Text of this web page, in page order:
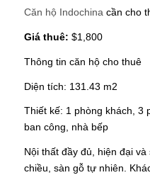
Căn hộ Indochina cần cho
Giá thuê: $1,800
Thông tin căn hộ cho thuê
Diện tích: 131.43 m2
Thiết kế: 1 phòng khách, 3
ban công, nhà bếp
Nội thất đầy đủ, hiện đại
chiều, sàn gỗ tự nhiên.